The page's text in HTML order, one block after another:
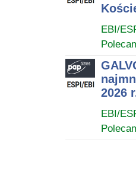
EBI/
2026
EBI/